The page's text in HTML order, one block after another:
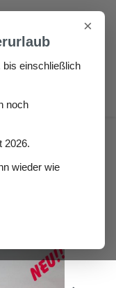
×
bis einschließlich
noch
2026.
wieder wie